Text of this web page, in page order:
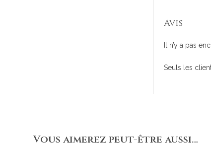
Avis
Il n’y a pas
Seuls les
Vous aimerez peut-être aussi…